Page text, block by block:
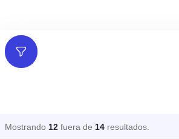
Filtros
Mostrando 12 fuera de 14 resultados